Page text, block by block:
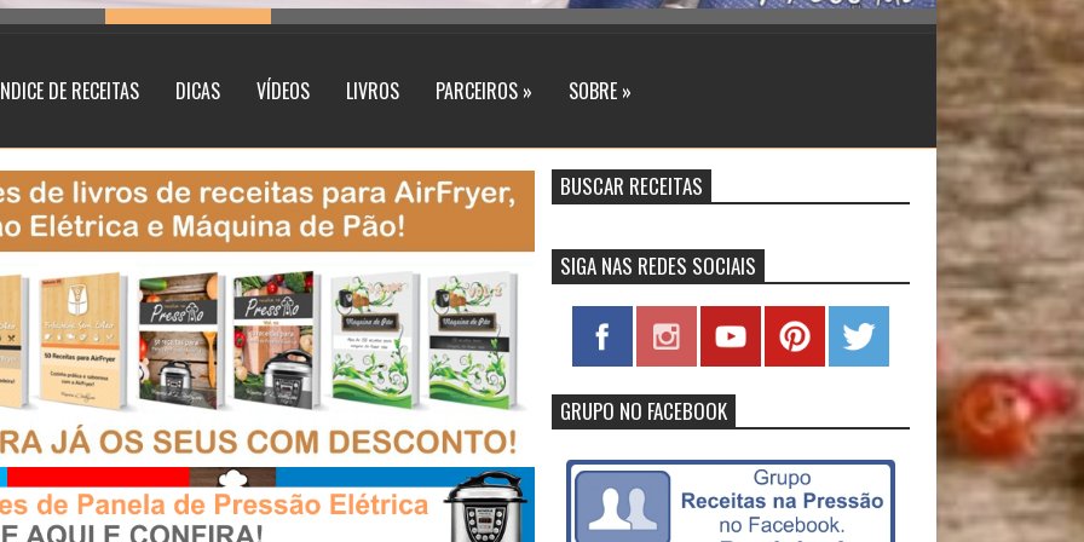
DE RECEITAS DICAS VÍDEOS LIVROS PARCEIROS » SOBRE »
BUSCAR RECEITAS
SIGA NAS REDES SOCIAIS
GRUPO NO FACEBOOK